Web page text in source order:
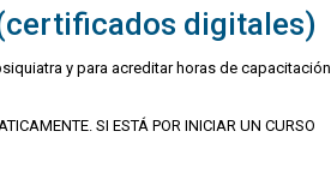
digitales)
y para acreditar horas de capacitación
SI ESTÁ POR INICIAR UN CURSO